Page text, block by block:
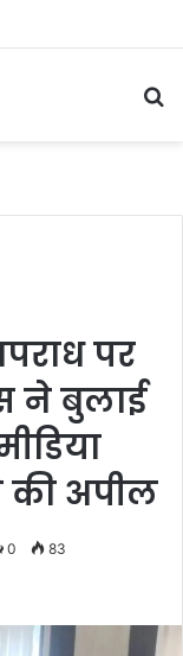
की विशेष पहल
पर
ने बुलाई
की अपील
0 83